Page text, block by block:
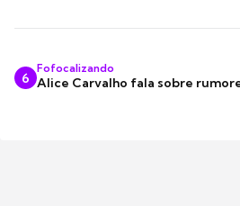
6
Fofocalizando
Alice Carvalho fala sobre